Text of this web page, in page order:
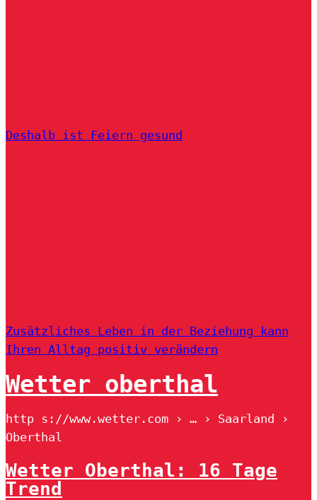
Deshalb ist Feiern gesund
Zusätzliches Leben in der Beziehung kann
Ihren Alltag positiv verändern
Wetter oberthal
http s://www.wetter.com › … › Saarland ›
Oberthal
Wetter Oberthal: 16 Tage
Trend